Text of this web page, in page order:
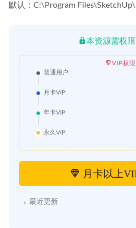
默认：C:\Program
本资源需权
VIP权限
普通用户:
月卡VIP:
年卡VIP:
永久VIP:
月卡以上
最近更新